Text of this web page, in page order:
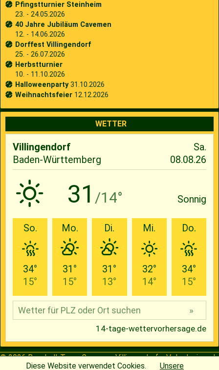
Pfingstturnier Steinheim
23. - 24.05.2026
40 Jahre Jubiläum Cavemen
12. - 14.06.2026
Dorffest Villingendorf
25. - 26.07.2026
Herbstturnier
10. - 11.10.2026
Halloweenparty31.10.2026
Weihnachtsfeier 12.12.2026
WETTER
© 2026Baseball-Team Cavemen Villingendorf e.V.| designed
Diese Website verwendet Cookies. Unsere